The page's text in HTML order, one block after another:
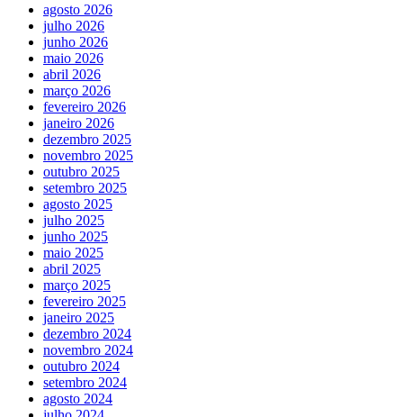
agosto 2026
julho 2026
junho 2026
maio 2026
abril 2026
março 2026
fevereiro 2026
janeiro 2026
dezembro 2025
novembro 2025
outubro 2025
setembro 2025
agosto 2025
julho 2025
junho 2025
maio 2025
abril 2025
março 2025
fevereiro 2025
janeiro 2025
dezembro 2024
novembro 2024
outubro 2024
setembro 2024
agosto 2024